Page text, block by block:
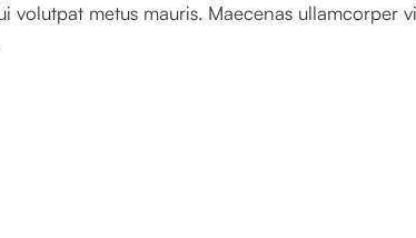
volutpat metus mauris. Maecenas ullamcorper